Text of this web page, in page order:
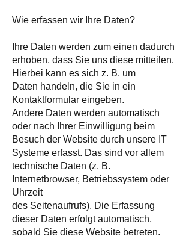
Wie erfassen wir Ihre Daten?
Ihre Daten werden zum einen dadurch
erhoben, dass Sie uns diese mitteilen.
Hierbei kann es sich z. B. um
Daten handeln, die Sie in ein
Kontaktformular eingeben.
Andere Daten werden automatisch
oder nach Ihrer Einwilligung beim
Besuch der Website durch unsere IT
Systeme erfasst. Das sind vor allem
technische Daten (z. B.
Internetbrowser, Betriebssystem oder
Uhrzeit
des Seitenaufrufs). Die Erfassung
dieser Daten erfolgt automatisch,
sobald Sie diese Website betreten.